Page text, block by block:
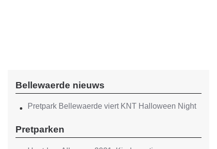
Bellewaerde nieuws
Pretpark Bellewaerde viert KNT Halloween Night
Pretparken